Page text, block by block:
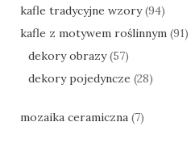
kafle tradycyjne wzory (94)
kafle z motywem roślinnym (91)
dekory obrazy (57)
dekory pojedyncze (28)
mozaika ceramiczna (7)